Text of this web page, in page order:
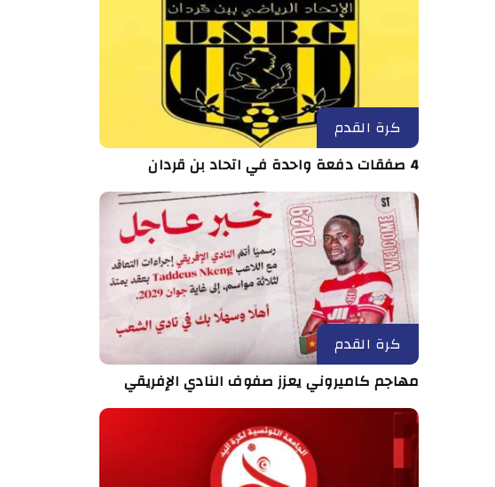
كرة القدم
4 صفقات دفعة واحدة في اتحاد بن قردان
كرة القدم
مهاجم كاميروني يعزز صفوف النادي الإفريقي